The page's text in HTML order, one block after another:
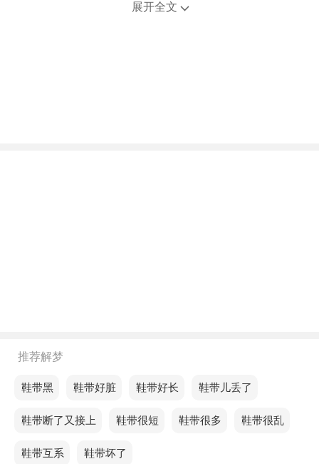
上午梦见鞋带很长，预示着你可能会结交新朋友。
不同的人梦见鞋带很长预示着什么？
单身的人梦见鞋带很长，意味着短期内的财运可能会
一步努力，财运就会慢慢到来，不要心急。
展开全文
推荐解梦
梦见鞋带黑梦见鞋带好脏梦见鞋带好长梦见鞋带儿丢了
梦见鞋带断了又接上 梦见鞋带很短梦见鞋带很多梦见鞋带很乱
梦见鞋带互系梦见鞋带坏了